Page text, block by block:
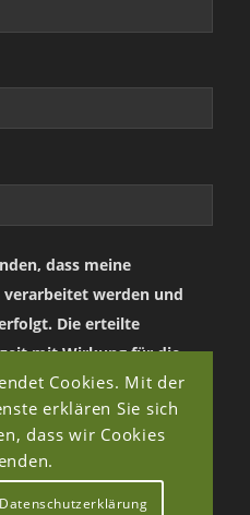
dass meine
verarbeitet werden und
Die erteilte
mit Wirkung für die
Form widerrufen.
Cookies. Mit der
erklären Sie sich
dass wir Cookies